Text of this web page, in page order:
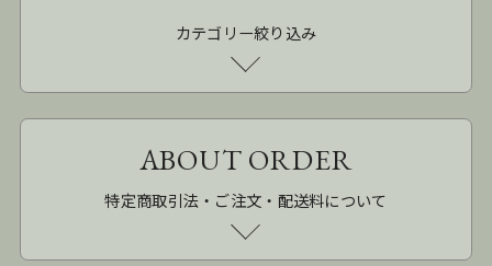
カテゴリー絞り込み
ABOUT ORDER
特定商取引法・ご注文・配送料について